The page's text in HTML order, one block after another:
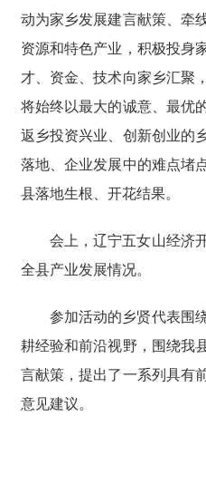
动为家乡发展建言献策、牵
资源和特色产业，积极投身
才、资金、技术向家乡汇聚
将始终以最大的诚意、最优
返乡投资兴业、创新创业的
落地、企业发展中的难点堵
县落地生根、开花结果。
会上，辽宁五女山经济
全县产业发展情况。
参加活动的乡贤代表围
耕经验和前沿视野，围绕我
言献策，提出了一系列具有
意见建议。